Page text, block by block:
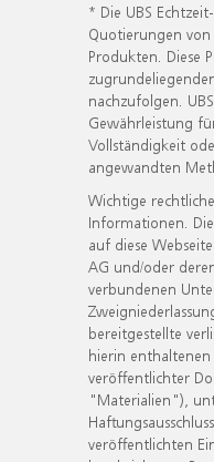
* Die UBS
Quotierungen
Produkten. Diese
nachzufolgen.
Gewährleistung
Vollständigkeit
angewandten
Wichtige
Informationen.
auf diese
AG und/oder
verbundenen
bereitgestellte
hierin
veröffentlichter
"Materialien"),
veröffentlichten